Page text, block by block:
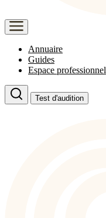
Annuaire
Guides
Espace professionnel
Test d'audition